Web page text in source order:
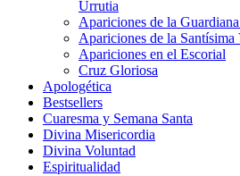
Urrutia
Apariciones de la
Apariciones de la Santísima
Apariciones en el Escorial
Cruz Gloriosa
Apologética
Bestsellers
Cuaresma y Semana Santa
Divina Misericordia
Divina Voluntad
Espiritualidad